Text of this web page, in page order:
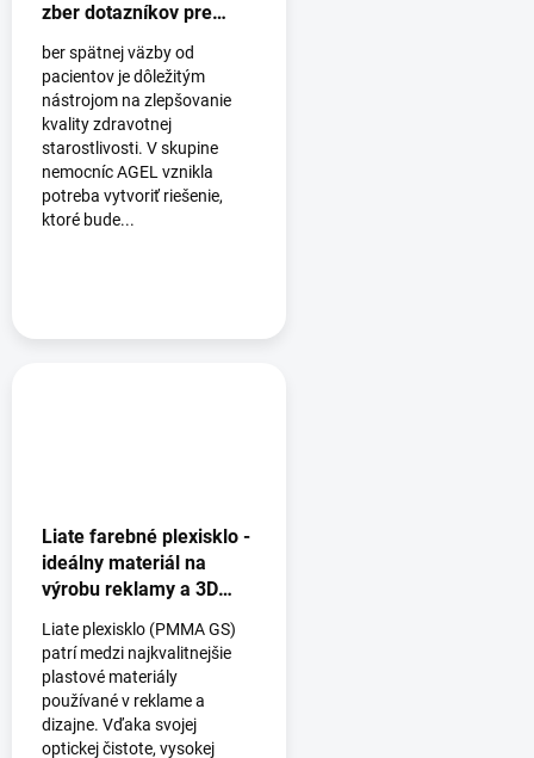
zber dotazníkov pre
ber spätnej väzby od
pacientov je dôležitým
nástrojom na zlepšovanie
kvality zdravotnej
starostlivosti. V skupine
nemocníc AGEL vznikla
potreba vytvoriť riešenie,
ktoré bude...
Liate farebné plexisklo -
ideálny materiál na
výrobu reklamy a 3D
Liate plexisklo (PMMA GS)
patrí medzi najkvalitnejšie
plastové materiály
používané v reklame a
dizajne. Vďaka svojej
optickej čistote, vysokej